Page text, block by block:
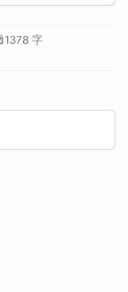
1378 字